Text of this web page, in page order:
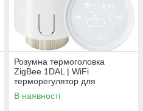
Розумна термоголовка
ZigBee 1DAL | WiFi
терморегулятор для
радіатора (TR01)
В наявності